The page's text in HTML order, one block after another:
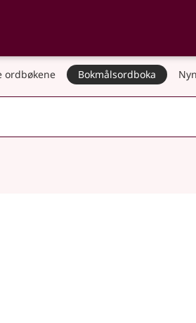
og
ordbøkene Bokmålsordboka